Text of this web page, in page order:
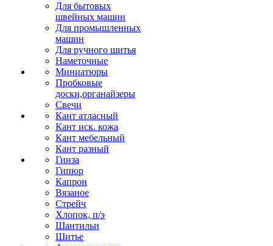
Для бытовых
швейных машин
Для промышленных
машин
Для ручного шитья
Наметочные
Миниатюры
Пробковые
доски,органайзеры
Свечи
Кант атласный
Кант иск. кожа
Кант мебельный
Кант разный
Гинза
Гипюр
Капрон
Вязаное
Стрейч
Хлопок, п/э
Шантильи
Шитье